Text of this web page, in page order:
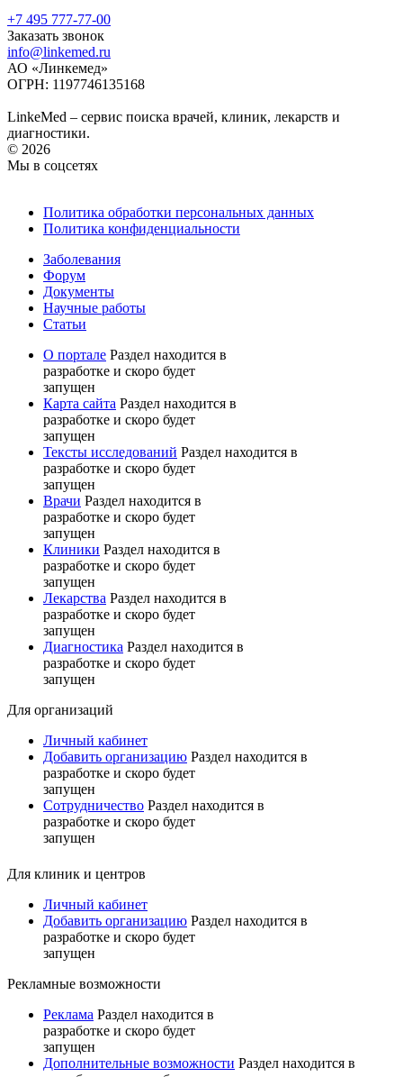
+7 495 777-77-00
Заказать звонок
info@linkemed.ru
АО «Линкемед»
ОГРН: 1197746135168
LinkeMed – сервис поиска врачей, клиник, лекарств и
диагностики.
© 2026
Мы в соцсетях
Политика обработки персональных данных
Политика конфиденциальности
Заболевания
Форум
Документы
Научные работы
Статьи
О портале Раздел находится в
разработке и скоро будет
запущен
Карта сайта Раздел находится в
разработке и скоро будет
запущен
Тексты исследований Раздел находится в
разработке и скоро будет
запущен
Врачи Раздел находится в
разработке и скоро будет
запущен
Клиники Раздел находится в
разработке и скоро будет
запущен
Лекарства Раздел находится в
разработке и скоро будет
запущен
Диагностика Раздел находится в
разработке и скоро будет
запущен
Для организаций
Личный кабинет
Добавить организацию Раздел находится в
разработке и скоро будет
запущен
Сотрудничество Раздел находится в
разработке и скоро будет
запущен
Для клиник и центров
Личный кабинет
Добавить организацию Раздел находится в
разработке и скоро будет
запущен
Рекламные возможности
Реклама Раздел находится в
разработке и скоро будет
запущен
Дополнительные возможности Раздел находится в